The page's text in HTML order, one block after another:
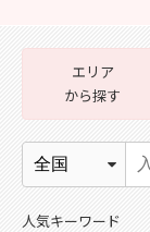
エリア
から探す
人気キーワード